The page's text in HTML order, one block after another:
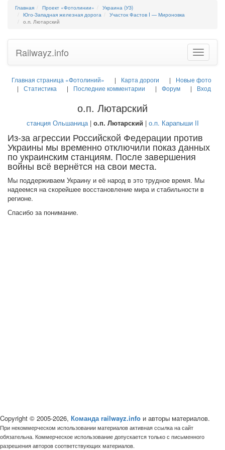
Главная Проект «Фотолинии»
Украина (УЗ)
Юго-Западная железная дорога
Участок Фастов I — Мироновка
о.п. Лютарский
Toggle
Railwayz.info
Главная страница «Фотолиний» Карта дороги
Новые фото
Статистика
Последние комментарии Форум Вход
о.п. Лютарский
станция Ольшаница| о.п. Лютарский | о.п. Карапыши II
Из-за агрессии Российской Федерации против
Украины мы временно отключили показ данных
по украинским станциям. После завершения
войны всё вернётся на свои места.
Мы поддерживаем Украину и её народ в это трудное время. Мы
надеемся на скорейшее восстановление мира и стабильности в
регионе.
Спасибо за понимание.
Copyright © 2005-2026, Команда railwayz.info и авторы материалов.
При некоммерческом использовании материалов активная ссылка на сайт
обязательна. Коммерческое использование допускается только с письменного
разрешения авторов соответствующих материалов.